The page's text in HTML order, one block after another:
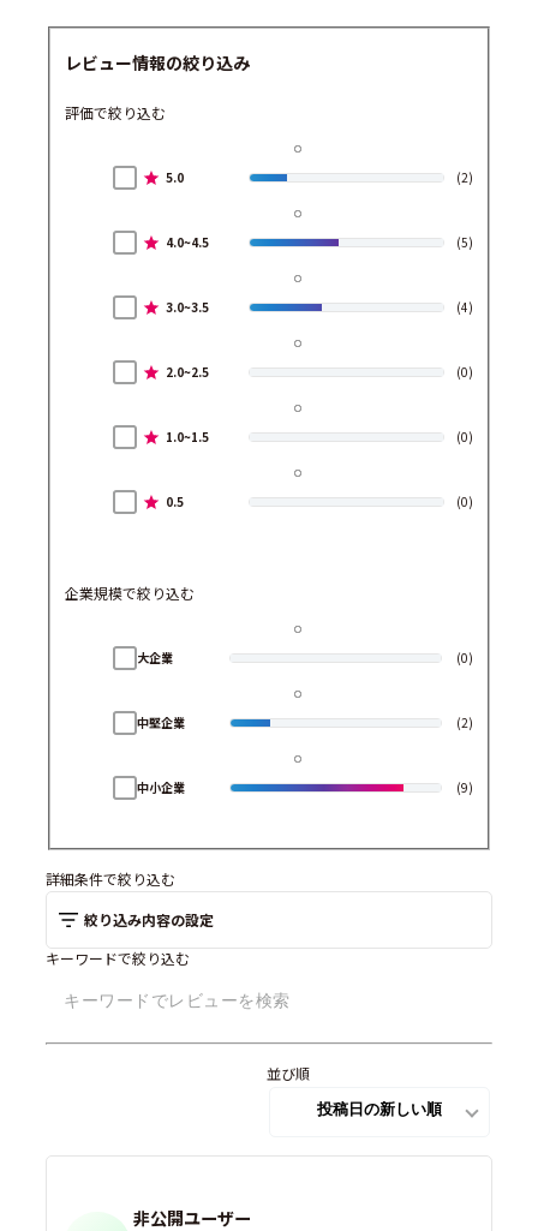
レビュー情報の絞り込み
評価で絞り込む
5.0 (2)
4.0~4.5 (5)
3.0~3.5 (4)
2.0~2.5 (0)
1.0~1.5 (0)
0.5 (0)
企業規模で絞り込む
大企業 (0)
中堅企業 (2)
中小企業 (9)
詳細条件で絞り込む
絞り込み内容の設定
キーワードで絞り込む
並び順
非公開ユーザー